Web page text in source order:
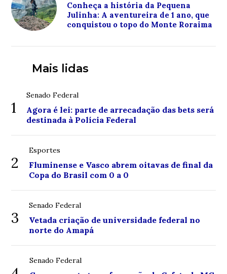
Conheça a história da Pequena
Julinha: A aventureira de 1 ano, que
conquistou o topo do Monte Roraima
Mais lidas
1
Senado Federal
Agora é lei: parte de arrecadação das bets será
destinada à Polícia Federal
2
Esportes
Fluminense e Vasco abrem oitavas de final da
Copa do Brasil com 0 a 0
3
Senado Federal
Vetada criação de universidade federal no
norte do Amapá
Senado Federal